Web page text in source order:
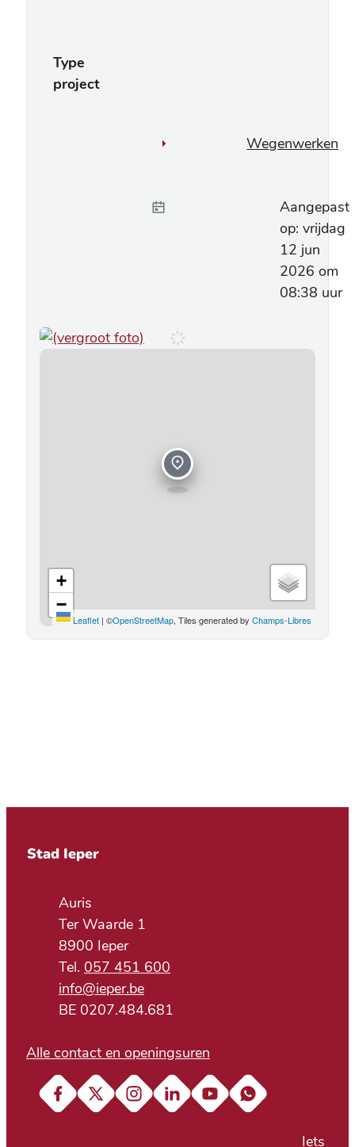
Type
project
Wegenwerken
Aangepast
op: vrijdag
12 jun
2026 om
08:38 uur
+
−
Leaflet | ©OpenStreetMap, Tiles generated by Champs-Libres
Contact & openingsuren
Stad Ieper
AdresAuris
Ter Waarde 1
,8900 Ieper
057 451 600
E-mailinfo@ieper.be
BTW nr.BE 0207.484.681
Alle contact en openingsuren
Iets
FacebookX (Twitter)InstagramLinkedInYouTubeSoundcloud